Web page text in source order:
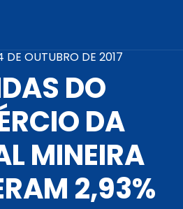
DE OUTUBRO DE 2017
DO
DA
MINEIRA
2,93%